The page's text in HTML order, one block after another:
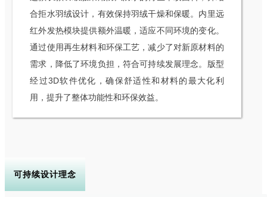
合拒水羽绒设计，有效保持羽绒干燥和保暖。内里远
红外发热模块提供额外温暖，适应不同环境的变化。
通过使用再生材料和环保工艺，减少了对新原材料的
需求，降低了环境负担，符合可持续发展理念。版型
经过3D软件优化，确保舒适性和材料的最大化利
用，提升了整体功能性和环保效益。
可持续设计理念